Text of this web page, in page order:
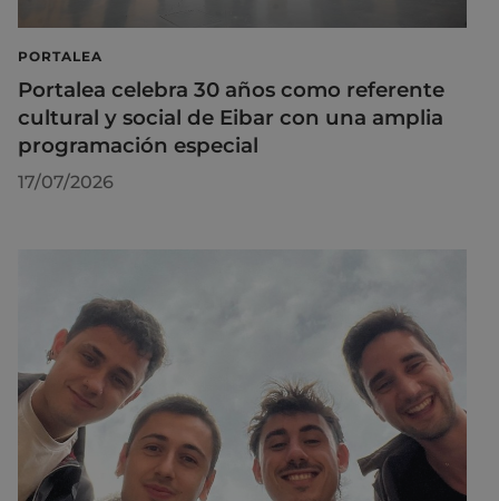
PORTALEA
Portalea celebra 30 años como referente
cultural y social de Eibar con una amplia
programación especial
17/07/2026